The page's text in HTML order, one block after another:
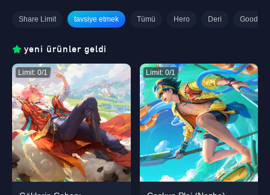
Share Limit tavsiye etmek Tümü Hero Deri Goods
yeni ürünler geldi
Limit: 0/1 Limit: 0/1